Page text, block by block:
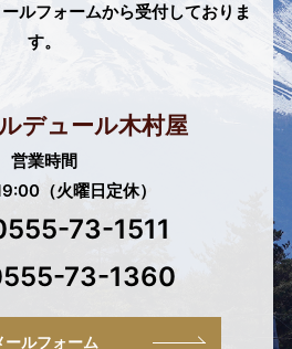
ルフォームから受付しておりま
す。
デュール木村屋
営業時間
（火曜日定休）
73-1511
73-1360
ールフォーム